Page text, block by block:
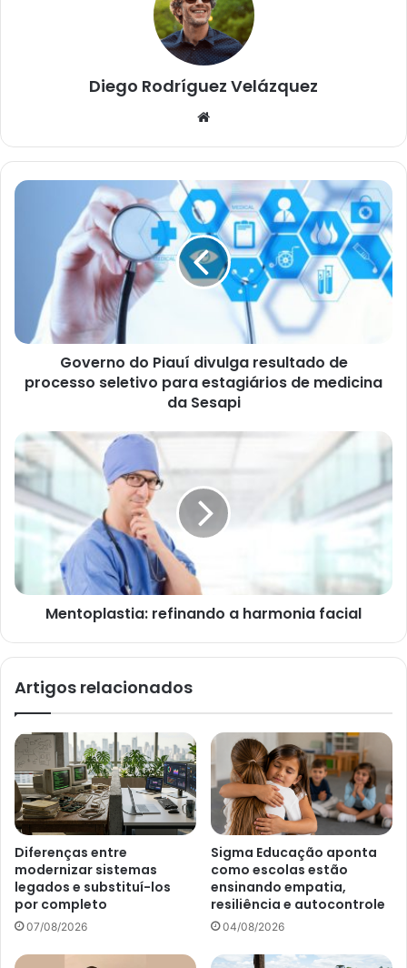
Diego Rodríguez Velázquez
Website
Governo do Piauí divulga resultado de
processo seletivo para estagiários de medicina
da Sesapi
Mentoplastia: refinando a harmonia facial
Artigos relacionados
Diferenças entre
modernizar sistemas
legados e substituí-los
por completo
07/08/2026
Sigma Educação aponta
como escolas estão
ensinando empatia,
resiliência e autocontrole
04/08/2026